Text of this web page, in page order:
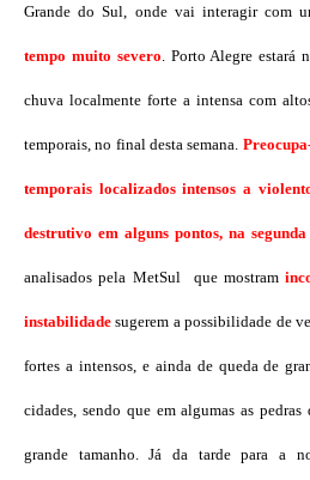
Grande do Sul, onde vai interagir com
tempo muito severo . Porto Alegre estará
chuva localmente forte a intensa com
temporais, no final desta semana.
temporais localizados intensos a
destrutivo em alguns pontos, na
analisados pela MetSul que mostram
instabilidade sugerem a possibilidade de
fortes a intensos, e ainda de queda de
cidades, sendo que em algumas as
grande tamanho. Já da tarde para a